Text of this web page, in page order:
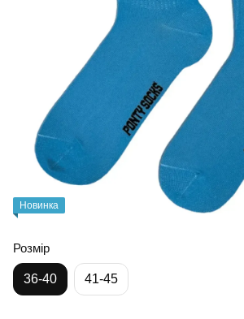
Новинка
Розмір
36-40 41-45